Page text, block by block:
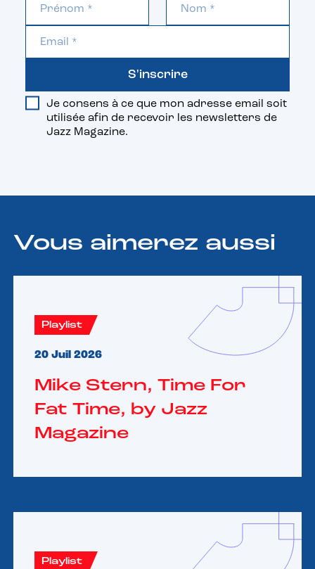
Je consens à ce que mon adresse email soit
utilisée afin de recevoir les newsletters de
Jazz Magazine.
S'inscrire
Vous aimerez aussi
Playlist
20 Juil 2026
Mike Stern, Time For
Fat Time, by Jazz
Magazine
Playlist